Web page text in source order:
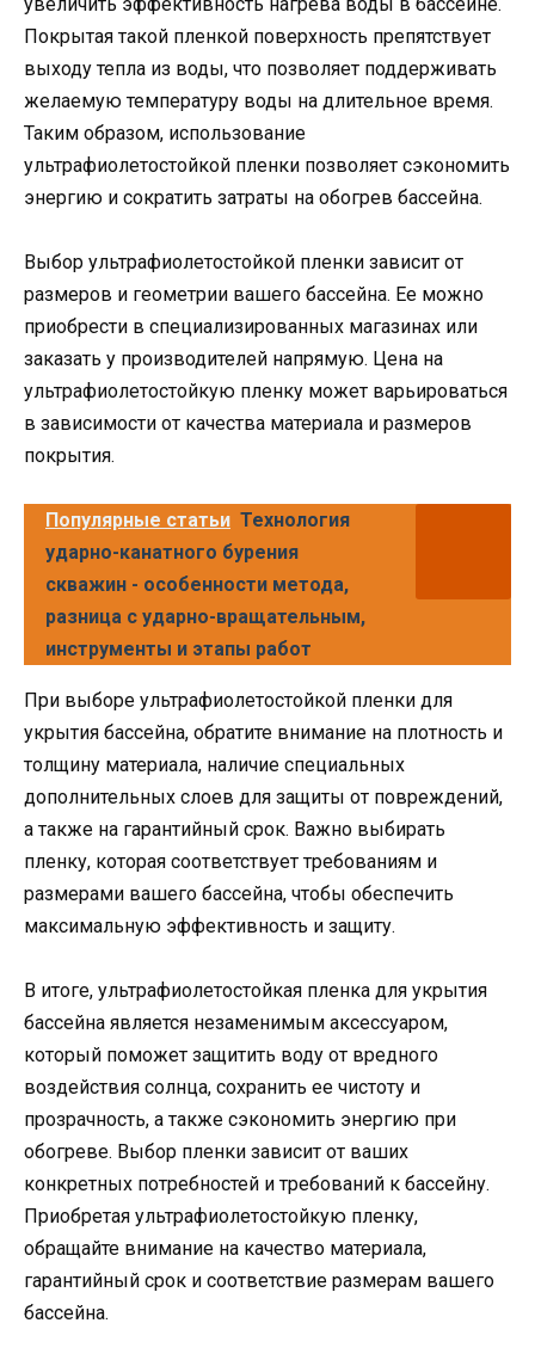
Покрытая такой пленкой поверхность препятствует
выходу тепла из воды, что позволяет поддерживать
желаемую температуру воды на длительное время.
Таким образом, использование
ультрафиолетостойкой пленки позволяет сэкономить
энергию и сократить затраты на обогрев бассейна.
Выбор ультрафиолетостойкой пленки зависит от
размеров и геометрии вашего бассейна. Ее можно
приобрести в специализированных магазинах или
заказать у производителей напрямую. Цена на
ультрафиолетостойкую пленку может варьироваться
в зависимости от качества материала и размеров
покрытия.
Популярные статьи Технология
ударно-канатного бурения
скважин - особенности метода,
разница с ударно-вращательным,
инструменты и этапы работ
При выборе ультрафиолетостойкой пленки для
укрытия бассейна, обратите внимание на плотность и
толщину материала, наличие специальных
дополнительных слоев для защиты от повреждений,
а также на гарантийный срок. Важно выбирать
пленку, которая соответствует требованиям и
размерами вашего бассейна, чтобы обеспечить
максимальную эффективность и защиту.
В итоге, ультрафиолетостойкая пленка для укрытия
бассейна является незаменимым аксессуаром,
который поможет защитить воду от вредного
воздействия солнца, сохранить ее чистоту и
прозрачность, а также сэкономить энергию при
обогреве. Выбор пленки зависит от ваших
конкретных потребностей и требований к бассейну.
Приобретая ультрафиолетостойкую пленку,
обращайте внимание на качество материала,
гарантийный срок и соответствие размерам вашего
бассейна.